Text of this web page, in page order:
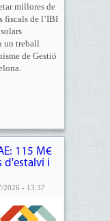
millores de
fiscals de l’IBI
un treball
de Gestió
115 M€
d'estalvi i
2026 - 13:37